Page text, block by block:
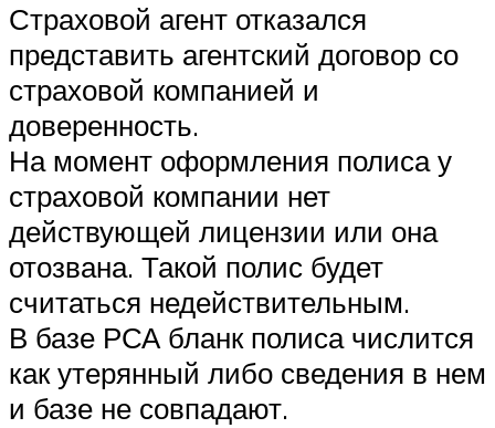
Страховой агент отказался
представить агентский договор со
страховой компанией и
доверенность.
На момент оформления полиса у
страховой компании нет
действующей лицензии или она
отозвана. Такой полис будет
считаться недействительным.
В базе РСА бланк полиса числится
как утерянный либо сведения в нем
и базе не совпадают.